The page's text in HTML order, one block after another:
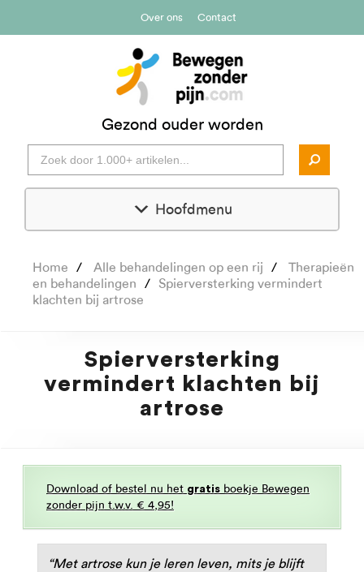
Over ons Contact
Gezond ouder worden
Hoofdmenu
Home Alle behandelingen op een rij
Therapieën
en behandelingen
Spierversterking vermindert
klachten bij artrose
Spierversterking
vermindert klachten bij
artrose
Download of bestel nu het gratis boekje Bewegen
zonder pijn t.w.v. € 4,95!
“Met artrose kun je leren leven, mits je blijft